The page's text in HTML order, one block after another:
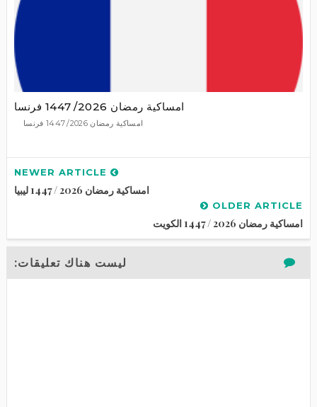
امساكية رمضان 2026/ 1447 فرنسا
امساكية رمضان 2026/ 1447 فرنسا
امساكية رمضان 2026 / 1447 ليبيا
OLDER ARTICLE
امساكية رمضان 2026 / 1447 الكويت
ليست هناك تعليقات: